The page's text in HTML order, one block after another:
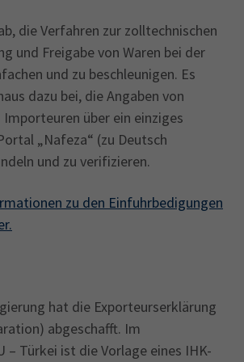
IHK
EUR-MED sowie die
können, muss die IHK die
Betrieb in Deutschland:
dem Antrag, dass die Wareim
in Deutschland
so wird die IHK aus ihrer
die Verfahren zur zolltechnischen
und Freigabe von Waren bei der
und zu beschleunigen. Es
dazu bei, die Angaben von
Importeuren über ein einziges
„Nafeza“ (zu Deutsch
und zu verifizieren.
zu den Einfuhrbedigungen
hat die Exporteurserklärung
abgeschafft. Im
– Türkei ist die Vorlage eines IHK-